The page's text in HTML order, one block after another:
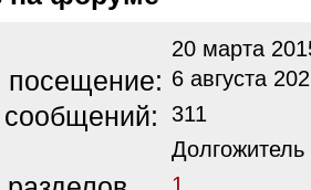
20 марта
посещение: 6 августа
311
1